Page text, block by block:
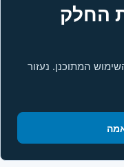
החלק
המתוכנן. נעזור